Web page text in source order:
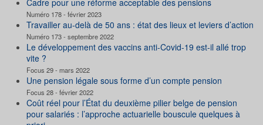
Numéro 178 - février 2023
Travailler au-delà de 50 ans : état des lieux et leviers d’action
Numéro 173 - septembre 2022
Le développement des vaccins anti-Covid-19 est-il allé trop
vite ?
Focus 29 - mars 2022
Une pension légale sous forme d’un compte pension
Focus 28 - février 2022
Coût réel pour l’État du deuxième pilier belge de pension
pour salariés : l’approche actuarielle bouscule quelques à